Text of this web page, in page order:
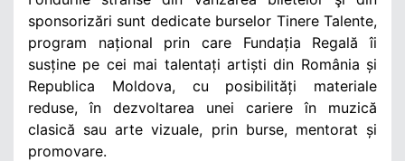
sponsorizări sunt dedicate burselor Tinere Talente,
program național prin care Fundația Regală îi
susține pe cei mai talentați artiști din România și
Republica Moldova, cu posibilități materiale
reduse, în dezvoltarea unei cariere în muzică
clasică sau arte vizuale, prin burse, mentorat și
promovare.